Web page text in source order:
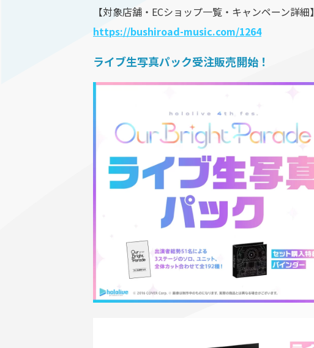
【対象店舗・ECショップ⼀覧・キャンペーン詳細】
https://bushiroad-music.com/1264
ライブ⽣写真パック受注販売開始！